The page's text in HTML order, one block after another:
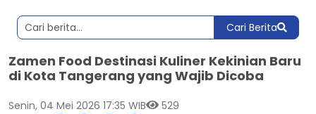
Cari Berita
Zamen Food Destinasi Kuliner Kekinian Baru
di Kota Tangerang yang Wajib Dicoba
Senin, 04 Mei 2026 17:35 WIB 529